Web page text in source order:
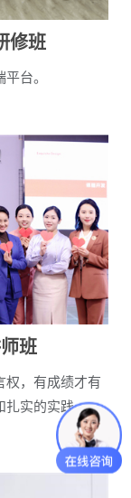
修班
台。
班
权，有成绩才有
扎实的实践。